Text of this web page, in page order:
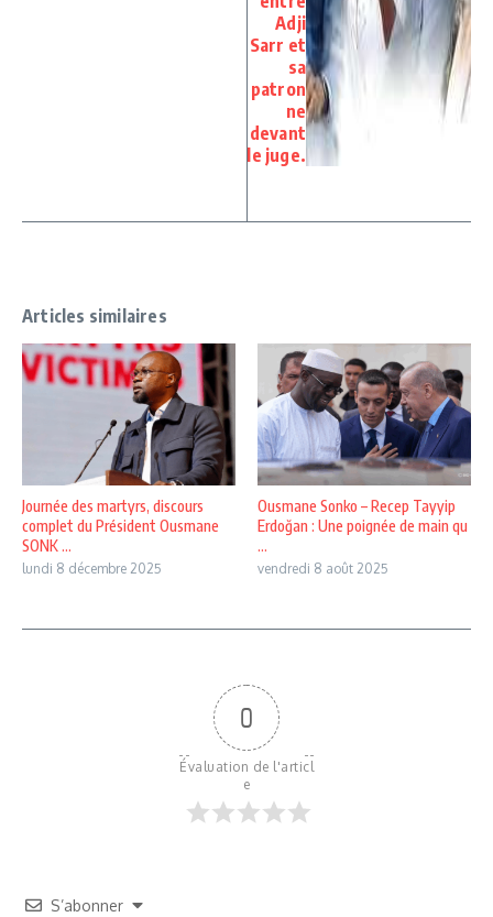
Adji
Sarr et
sa
patron
ne
devant
le juge.
Articles similaires
Journée des martyrs, discours
complet du Président Ousmane
SONK ...
lundi 8 décembre 2025
Ousmane Sonko – Recep Tayyip
Erdoğan : Une poignée de main qu
...
vendredi 8 août 2025
0
Évaluation de l'articl
e
S’abonner